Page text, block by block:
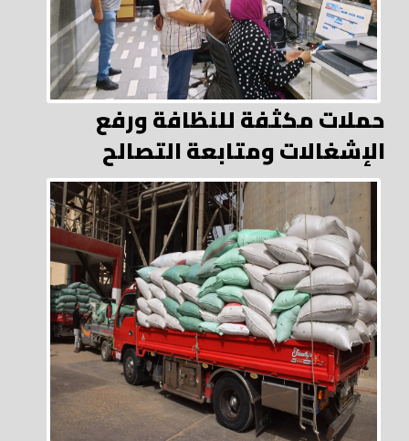
حملات مكثفة للنظافة ورفع
الإشغالات ومتابعة التصالح